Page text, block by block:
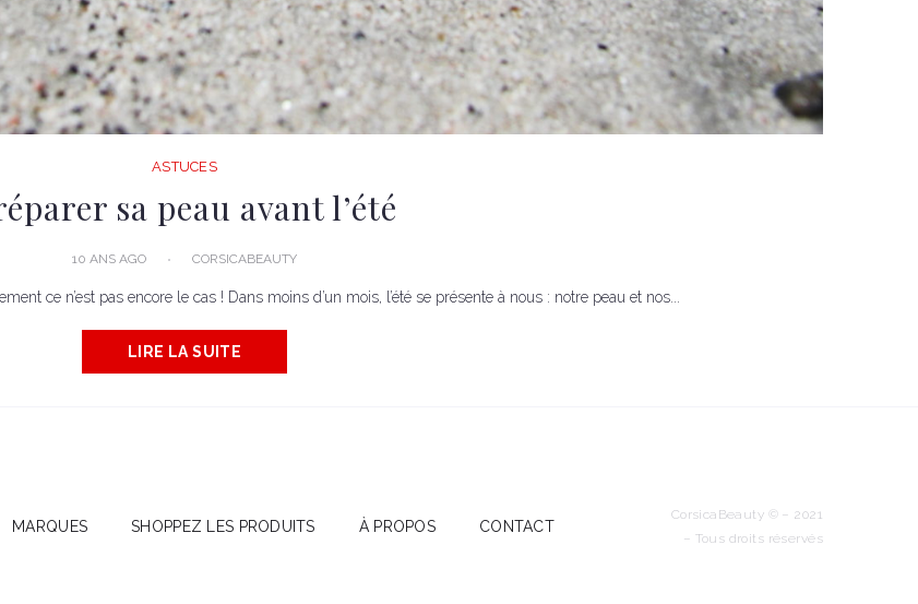
ASTUCES
sa peau avant l’été
10 ANS AGO CORSICABEAUTY
ce n’est pas encore le cas ! Dans moins d’un mois, l’été se présente à nous : notre peau et nos...
LIRE LA SUITE
MARQUES SHOPPEZ LES PRODUITS À PROPOS CONTACT
CorsicaBeauty © – 2021
– Tous droits réservés